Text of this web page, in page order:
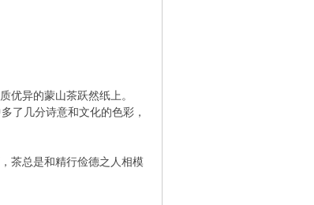
优异的蒙山茶跃然纸上。
了几分诗意和文化的色彩，
茶总是和精行俭德之人相模